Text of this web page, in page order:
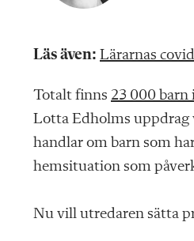
Läs även: Lärarnas
Totalt finns 23 000 barn
Lotta Edholms uppdrag
handlar om barn som
hemsituation som
Nu vill utredaren sätta